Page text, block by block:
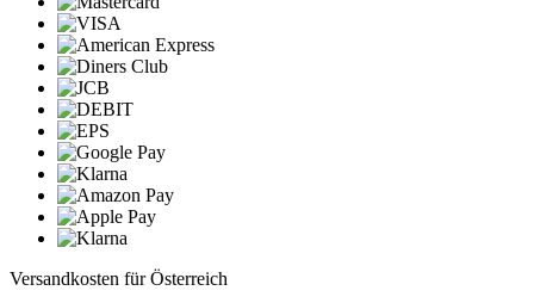
Versandkosten für Österreich